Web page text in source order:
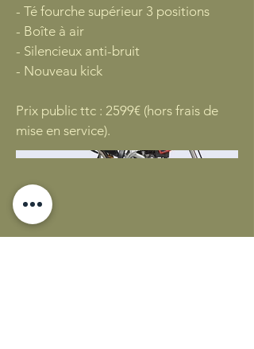
- Té fourche supérieur 3 positions
- Boîte à air
- Silencieux anti-bruit
- Nouveau kick
Prix public ttc : 2599€ (hors frais de
mise en service).